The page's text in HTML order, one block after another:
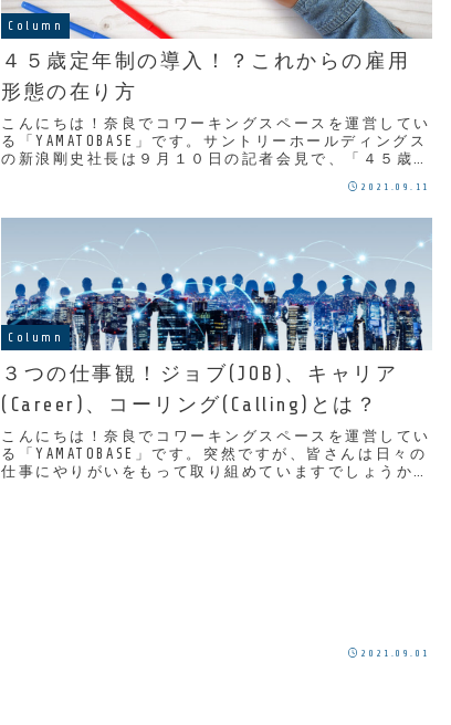
Column
４５歳定年制の導入！？これからの雇用
形態の在り方
こんにちは！奈良でコワーキングスペースを運営してい
る「YAMATOBASE」です。サントリーホールディングス
の新浪剛史社長は９月１０日の記者会見で、「４５歳定
2021.09.11
Column
３つの仕事観！ジョブ(JOB)、キャリア
(Career)、コーリング(Calling)とは？
こんにちは！奈良でコワーキングスペースを運営してい
る「YAMATOBASE」です。突然ですが、皆さんは日々の
仕事にやりがいをもって取り組めていますでしょうか？
2021.09.01